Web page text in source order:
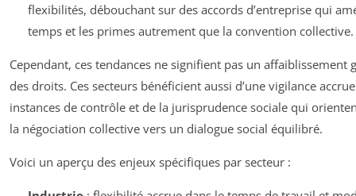
flexibilités, débouchant sur des accords d’entreprise qui
temps et les primes autrement que la convention collective.
Cependant, ces tendances ne signifient pas un affaiblissement
des droits. Ces secteurs bénéficient aussi d’une vigilance
instances de contrôle et de la jurisprudence sociale qui
la négociation collective vers un dialogue social équilibré.
Voici un aperçu des enjeux spécifiques par secteur :